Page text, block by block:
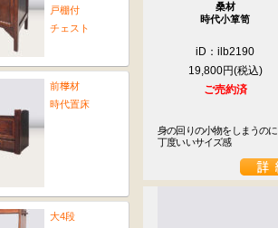
桑材
時代小箪笥
iD：ilb2190
19,800円
ご売約済
身の回りの小物をしまうのに
丁度いいサイズ感
戸棚付
チェスト
前﨔材
時代置床
大4段